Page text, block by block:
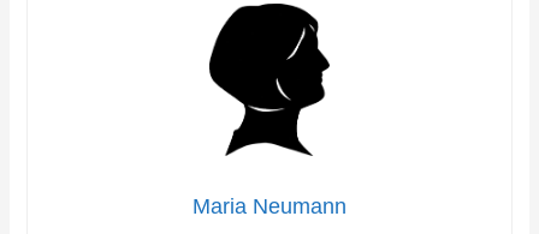
Maria Neumann